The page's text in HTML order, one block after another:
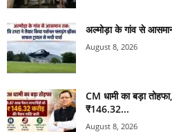
अल्मोड़ा के गांव से
August 8, 2026
CM धामी का बड़ा
₹146.32...
August 8, 2026